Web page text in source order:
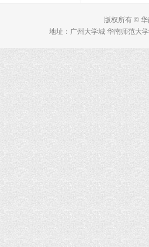
版权所有 ©
地址：广州大学城 华南师范大